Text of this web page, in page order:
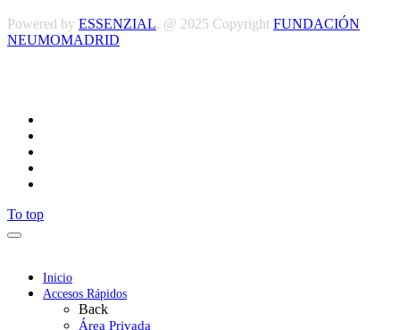
Powered by ESSENZIAL. @ 2025 Copyright FUNDACIÓN
NEUMOMADRID
To top
Inicio
Accesos Rápidos
Back
Área Privada